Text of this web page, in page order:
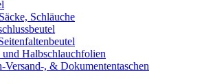
Schläuche
und Halbschlauchfolien
Versand-, & Dokumententaschen